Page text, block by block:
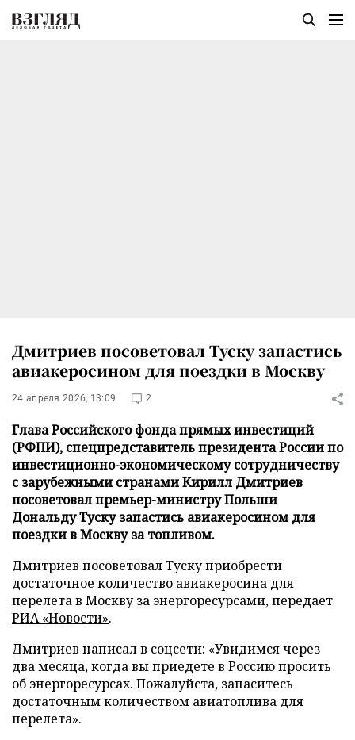
Дмитриев посоветовал Туску запастись
авиакеросином для поездки в Москву
24 апреля 2026, 13:09 2
Глава Российского фонда прямых инвестиций
(РФПИ), спецпредставитель президента России по
инвестиционно-экономическому сотрудничеству
с зарубежными странами Кирилл Дмитриев
посоветовал премьер-министру Польши
Дональду Туску запастись авиакеросином для
поездки в Москву за топливом.
Дмитриев посоветовал Туску приобрести
достаточное количество авиакеросина для
перелета в Москву за энергоресурсами, передает
РИА «Новости».
Дмитриев написал в соцсети: «Увидимся через
два месяца, когда вы приедете в Россию просить
об энергоресурсах. Пожалуйста, запаситесь
достаточным количеством авиатоплива для
перелета».